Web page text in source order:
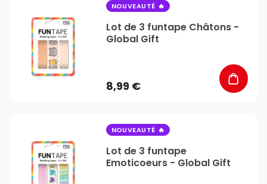
NOUVEAUTÉ
Lot de 3 funtape Châtons -
Global Gift
8,99 €
NOUVEAUTÉ
Lot de 3 funtape
Emoticoeurs - Global Gift